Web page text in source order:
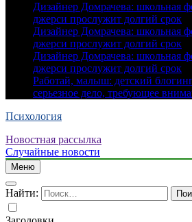
Дизайнер Домрачева: школьная
джерси прослужит долгий срок
Дизайнер Домрачева: школьная
джерси прослужит долгий срок
Дизайнер Домрачева: школьная
джерси прослужит долгий срок
Работай, малыш: детский
серьезное дело, требующее
Психология
Новостная рассылка
Случайные новости
Меню
Найти: